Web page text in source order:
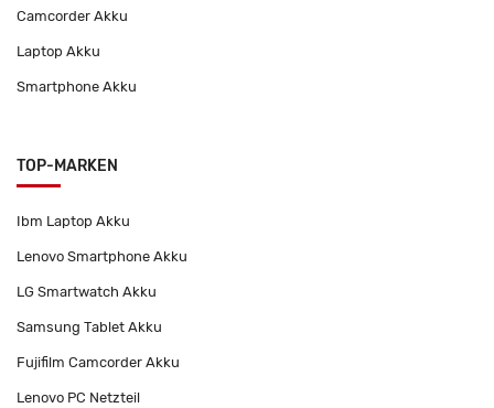
Camcorder Akku
Laptop Akku
Smartphone Akku
TOP-MARKEN
Ibm Laptop Akku
Lenovo Smartphone Akku
LG Smartwatch Akku
Samsung Tablet Akku
Fujifilm Camcorder Akku
Lenovo PC Netzteil